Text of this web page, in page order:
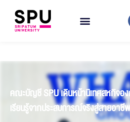
คณะบัญชี SPU เดินหน้านิเทศสหกิจอ
เรียนรู้จากประสบการณ์จริงสู่สายอาชีพ